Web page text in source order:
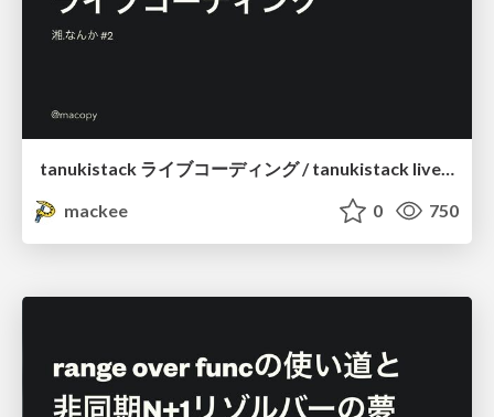
tanukistack ライブコーディング / tanukistack live-coding
mackee
0 750